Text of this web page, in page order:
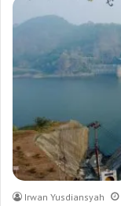
Irwan Yusdiansyah